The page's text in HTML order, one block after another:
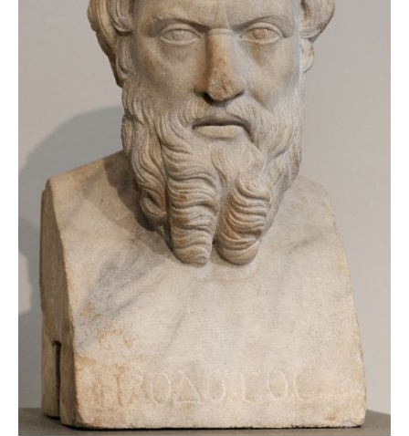
fericite ale Istoriei
Cimitirul bântuit din
Wenonah
Gest din disperare
în India
Băuturile în Bulgaria
Uimitoarea viaţă a
Teresei Neumann
Îngeri pe Marte
Îngerii salvează
oamenii de la
accidente
Ochii statuii